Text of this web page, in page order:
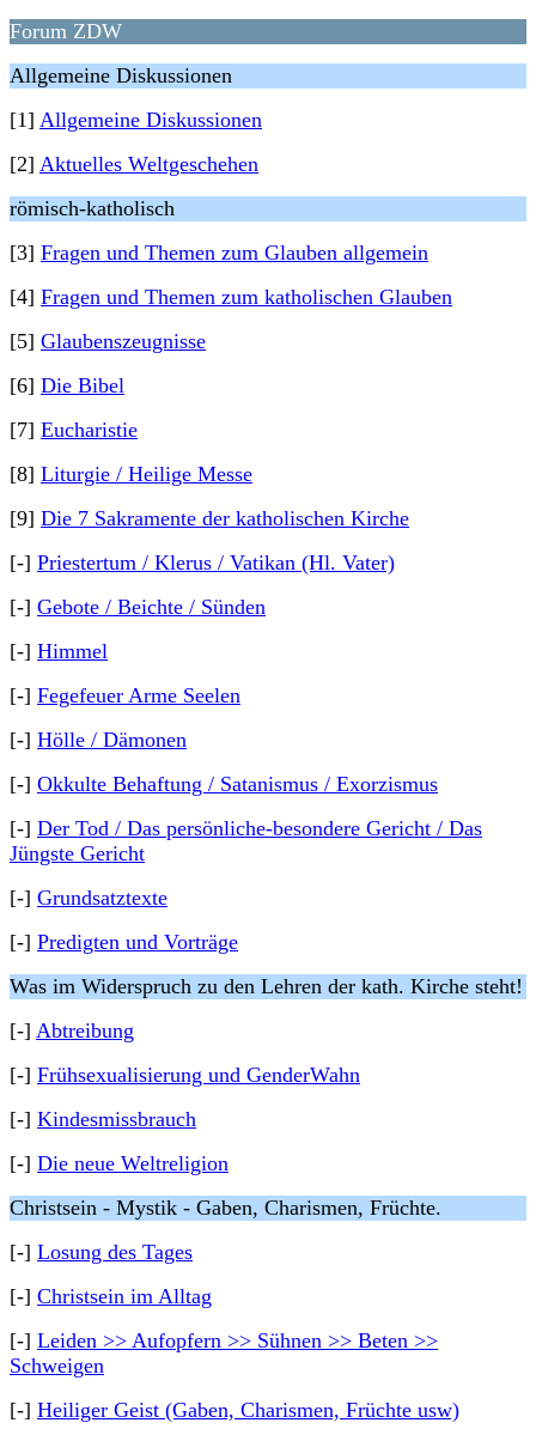
Forum ZDW
Allgemeine Diskussionen
[1] Allgemeine Diskussionen
[2] Aktuelles Weltgeschehen
römisch-katholisch
[3] Fragen und Themen zum Glauben allgemein
[4] Fragen und Themen zum katholischen Glauben
[5] Glaubenszeugnisse
[6] Die Bibel
[7] Eucharistie
[8] Liturgie / Heilige Messe
[9] Die 7 Sakramente der katholischen Kirche
[-] Priestertum / Klerus / Vatikan (Hl. Vater)
[-] Gebote / Beichte / Sünden
[-] Himmel
[-] Fegefeuer Arme Seelen
[-] Hölle / Dämonen
[-] Okkulte Behaftung / Satanismus / Exorzismus
[-] Der Tod / Das persönliche-besondere Gericht / Das
Jüngste Gericht
[-] Grundsatztexte
[-] Predigten und Vorträge
Was im Widerspruch zu den Lehren der kath. Kirche steht!
[-] Abtreibung
[-] Frühsexualisierung und GenderWahn
[-] Kindesmissbrauch
[-] Die neue Weltreligion
Christsein - Mystik - Gaben, Charismen, Früchte.
[-] Losung des Tages
[-] Christsein im Alltag
[-] Leiden >> Aufopfern >> Sühnen >> Beten >>
Schweigen
[-] Heiliger Geist (Gaben, Charismen, Früchte usw)